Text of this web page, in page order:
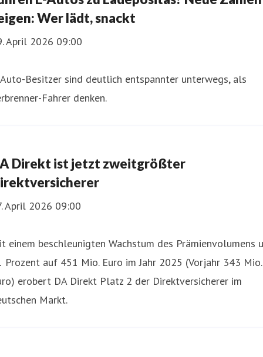
Wer lädt, snackt
April 2026 09:00
Besitzer sind deutlich entspannter unterwegs, als
Fahrer denken.
Direkt ist jetzt zweitgrößter
April 2026 09:00
einem beschleunigten Wachstum des Prämienvolumens
Prozent auf 451 Mio. Euro im Jahr 2025 (Vorjahr 343 Mio.
erobert DA Direkt Platz 2 der Direktversicherer im
Markt.